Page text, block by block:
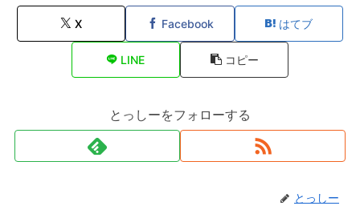
X Facebook はてブ
LINE コピー
とっしーをフォローする
とっしー